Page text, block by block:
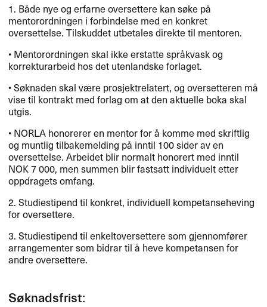
1. Både nye og erfarne oversettere kan søke på
mentorordningen i forbindelse med en konkret
oversettelse. Tilskuddet utbetales direkte til mentoren.
• Mentorordningen skal ikke erstatte språkvask og
korrekturarbeid hos det utenlandske forlaget.
• Søknaden skal være prosjektrelatert, og oversetteren må
vise til kontrakt med forlag om at den aktuelle boka skal
utgis.
• NORLA honorerer en mentor for å komme med skriftlig
og muntlig tilbakemelding på inntil 100 sider av en
oversettelse. Arbeidet blir normalt honorert med inntil
NOK7 000, men summen blir fastsatt individuelt etter
oppdragets omfang.
2. Studiestipend til konkret, individuell kompetanseheving
for oversettere.
3. Studiestipend til enkeltoversettere som gjennomfører
arrangementer som bidrar til å heve kompetansen for
andre oversettere.
Søknadsfrist: